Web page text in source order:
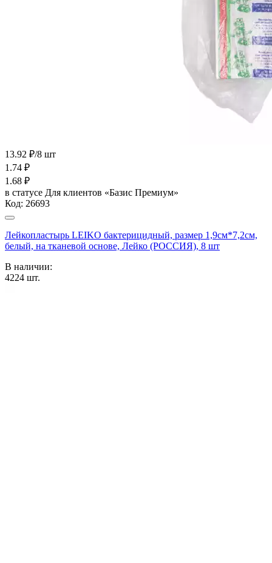
13.92 ₽/8 шт
1.74 ₽
1.68 ₽
в статусе Для клиентов «Базис Премиум»
Код: 26693
Лейкопластырь LEIKO бактерицидный, размер 1,9см*7,2см,
белый, на тканевой основе, Лейко (РОССИЯ), 8 шт
В наличии:
4224 шт.